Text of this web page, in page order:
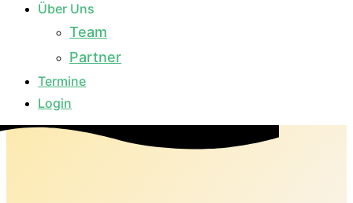
Über Uns
Team
Partner
Termine
Login